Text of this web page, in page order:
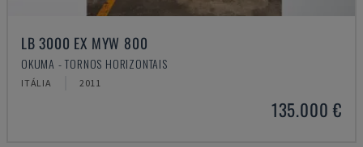
LB 3000 EX MYW 800
OKUMA - TORNOS HORIZONTAIS
ITÁLIA 2011
135.000 €